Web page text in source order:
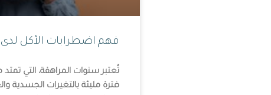
فهم اضطرابات الأكل لدى
فترة مليئة بالتغيرات الجسدية